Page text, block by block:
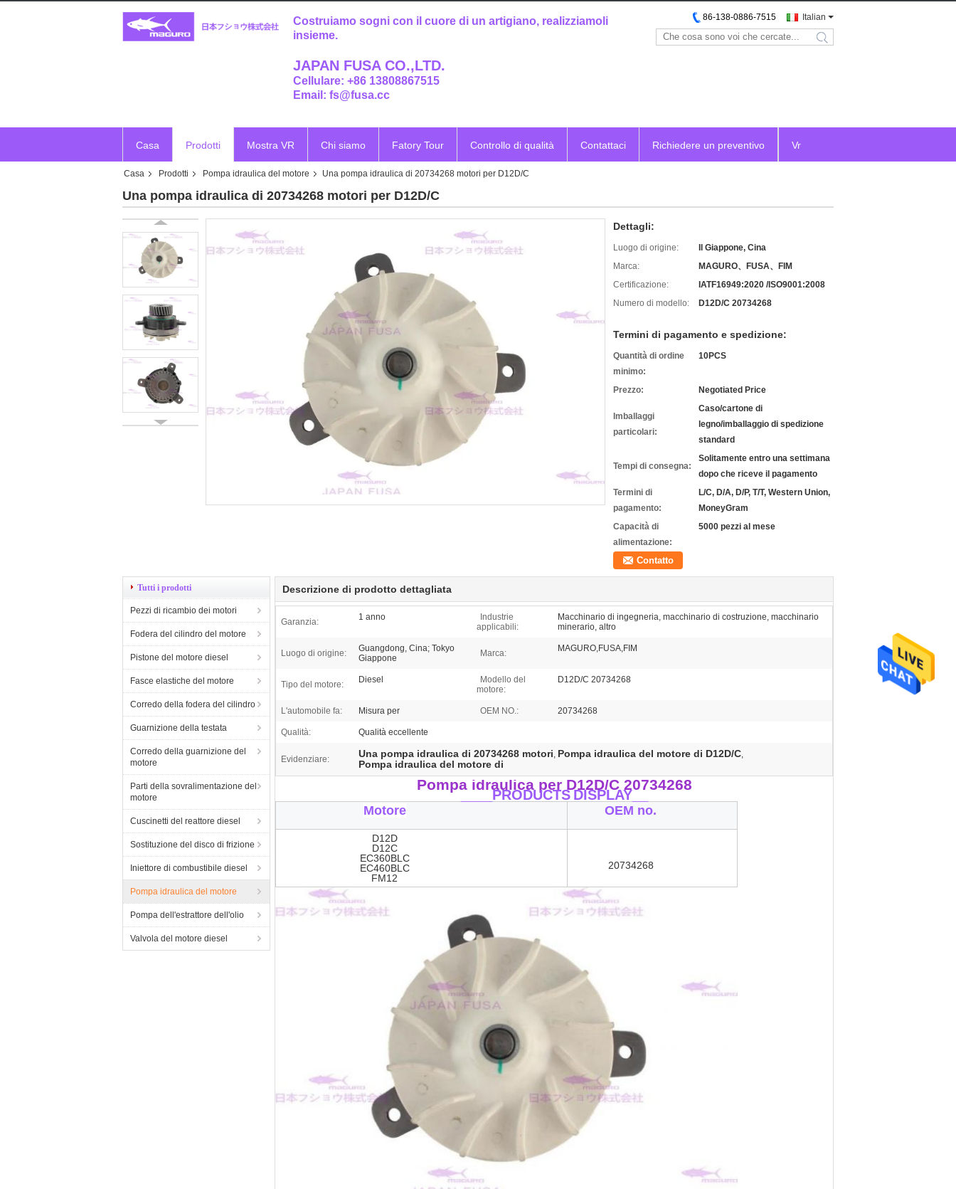
Costruiamo sogni con il cuore di un artigiano, realizziamoli
insieme.
JAPAN FUSA CO.,LTD.
Cellulare: +86 13808867515
Email: fs@fusa.cc
Italian
86-138-0886-7515
search
Casa Prodotti Mostra VR Chi siamo Fatory Tour Controllo di qualità Contattaci Richiedere un preventivo Vr
Casa Prodotti Pompa idraulica del motore Una pompa idraulica di 20734268 motori per D12D/C
Una pompa idraulica di 20734268 motori per D12D/C
Dettagli:
Luogo di origine:
Il Giappone, Cina
Marca:
MAGURO、FUSA、FIM
Certificazione:
IATF16949:2020 /ISO9001:2008
Numero di modello:
D12D/C 20734268
Termini di pagamento e spedizione:
Quantità di ordine
minimo:
10PCS
Prezzo: Negotiated Price
Imballaggi
particolari:
Caso/cartone di
legno/imballaggio di spedizione
standard
Tempi di consegna:
Solitamente entro una settimana
dopo che riceve il pagamento
Termini di
pagamento:
L/C, D/A, D/P, T/T, Western Union,
MoneyGram
Capacità di
alimentazione:
5000 pezzi al mese
Contatto
Tutti i prodotti
Pezzi di ricambio dei motori
Fodera del cilindro del motore
Pistone del motore diesel
Fasce elastiche del motore
Corredo della fodera del cilindro
Guarnizione della testata
Corredo della guarnizione del
motore
Parti della sovralimentazione del
motore
Cuscinetti del reattore diesel
Sostituzione del disco di frizione
Iniettore di combustibile diesel
Pompa idraulica del motore
Pompa dell'estrattore dell'olio
Valvola del motore diesel
Descrizione di prodotto dettagliata
Garanzia: 1 anno
Industrie
applicabili:
Macchinario di ingegneria, macchinario di costruzione, macchinario
minerario, altro
Luogo di origine:
Guangdong, Cina; Tokyo
Giappone
Marca: MAGURO,FUSA,FIM
Tipo del motore: Diesel
Modello del
motore:
D12D/C 20734268
L'automobile fa: Misura per OEM NO.: 20734268
Qualità: Qualità eccellente
Evidenziare: Una pompa idraulica di 20734268 motori, Pompa idraulica del motore di D12D/C,
Pompa idraulica del motore di
Pompa idraulica per D12D/C 20734268
____PRODUCTSDISPLAY__
Motore OEM no.
D12D
D12C
EC360BLC
EC460BLC
FM12
20734268